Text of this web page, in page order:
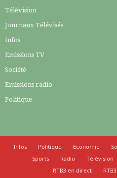
Télévision
Journaux Télévisés
Infos
Emissions TV
Société
Emissions radio
Politique
Infos Politique Economie
Sports
Radio Télévision
RTB3 en direct